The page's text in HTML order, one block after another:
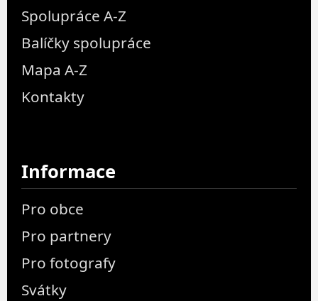
Spolupráce A-Z
Balíčky spolupráce
Mapa A-Z
Kontakty
Informace
Pro obce
Pro partnery
Pro fotografy
Svátky